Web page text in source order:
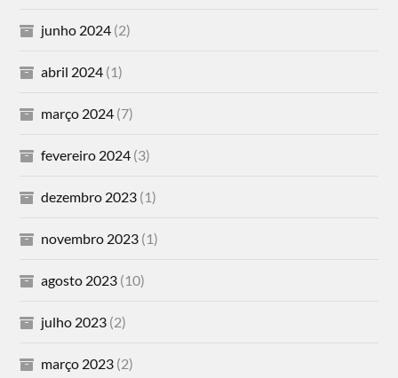
junho 2024 (2)
abril 2024 (1)
março 2024 (7)
fevereiro 2024 (3)
dezembro 2023 (1)
novembro 2023 (1)
agosto 2023 (10)
julho 2023 (2)
março 2023 (2)